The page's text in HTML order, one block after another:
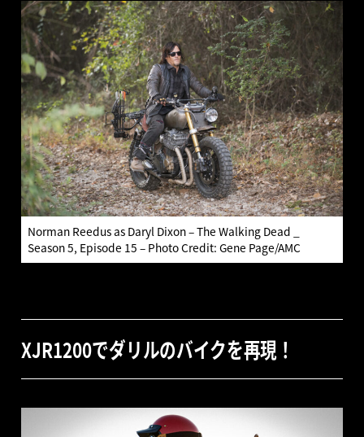
Norman Reedus as Daryl Dixon – The Walking Dead _
Season 5, Episode 15 – Photo Credit: Gene Page/AMC
XJR1200でダリルのバイクを再現！